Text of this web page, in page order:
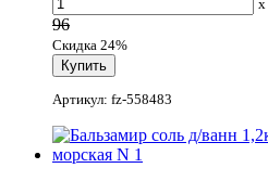
x
96
Скидка 24%
Артикул: fz-558483